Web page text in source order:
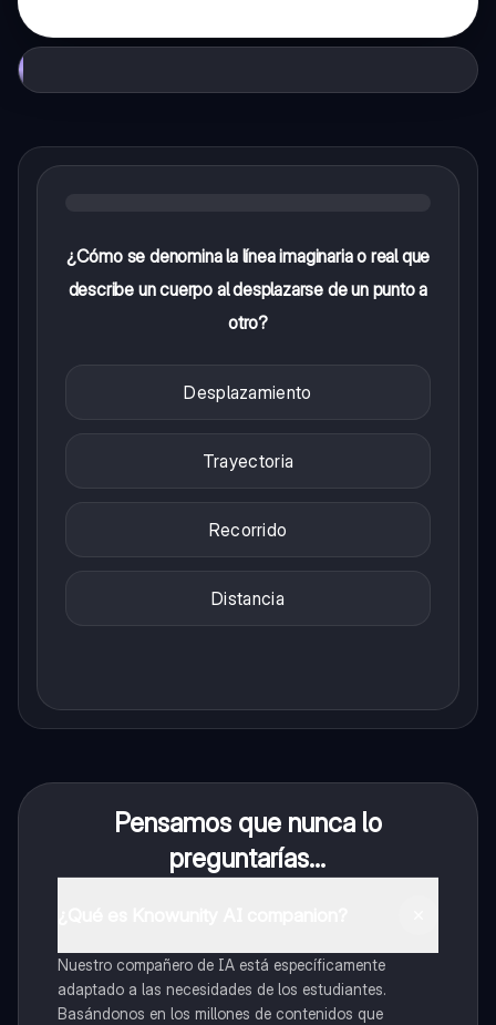
¿Cómo se denomina la línea imaginaria o real que
describe un cuerpo al desplazarse de un punto a
otro?
Desplazamiento
Trayectoria
Recorrido
Distancia
Pensamos que nunca lo
preguntarías...
Nuestro compañero de IA está específicamente
adaptado a las necesidades de los estudiantes.
Basándonos en los millones de contenidos que